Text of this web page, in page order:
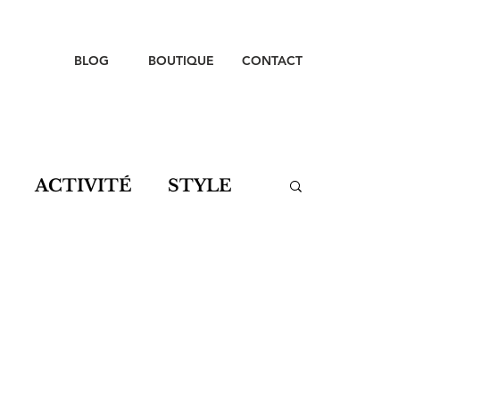
BLOG BOUTIQUE CONTACT
ACTIVITÉ STYLE